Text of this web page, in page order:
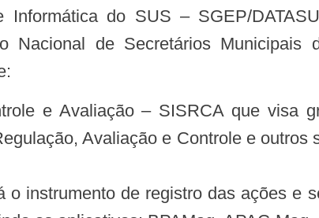
do SUS – SGEP/
Nacional de Secretários Municipais
Avaliação e Controle e
instrumento de registro das ações e